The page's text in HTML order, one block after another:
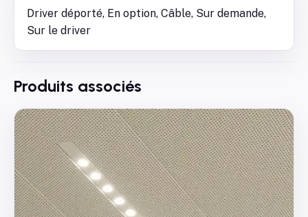
Driver déporté, En option, Câble, Sur demande,
Sur le driver
Produits associés